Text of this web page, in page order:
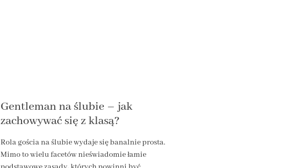
Gentleman na ślubie – jak
zachowywać się z klasą?
Rola gościa na ślubie wydaje się banalnie prosta.
Mimo to wielu facetów nieświadomie łamie